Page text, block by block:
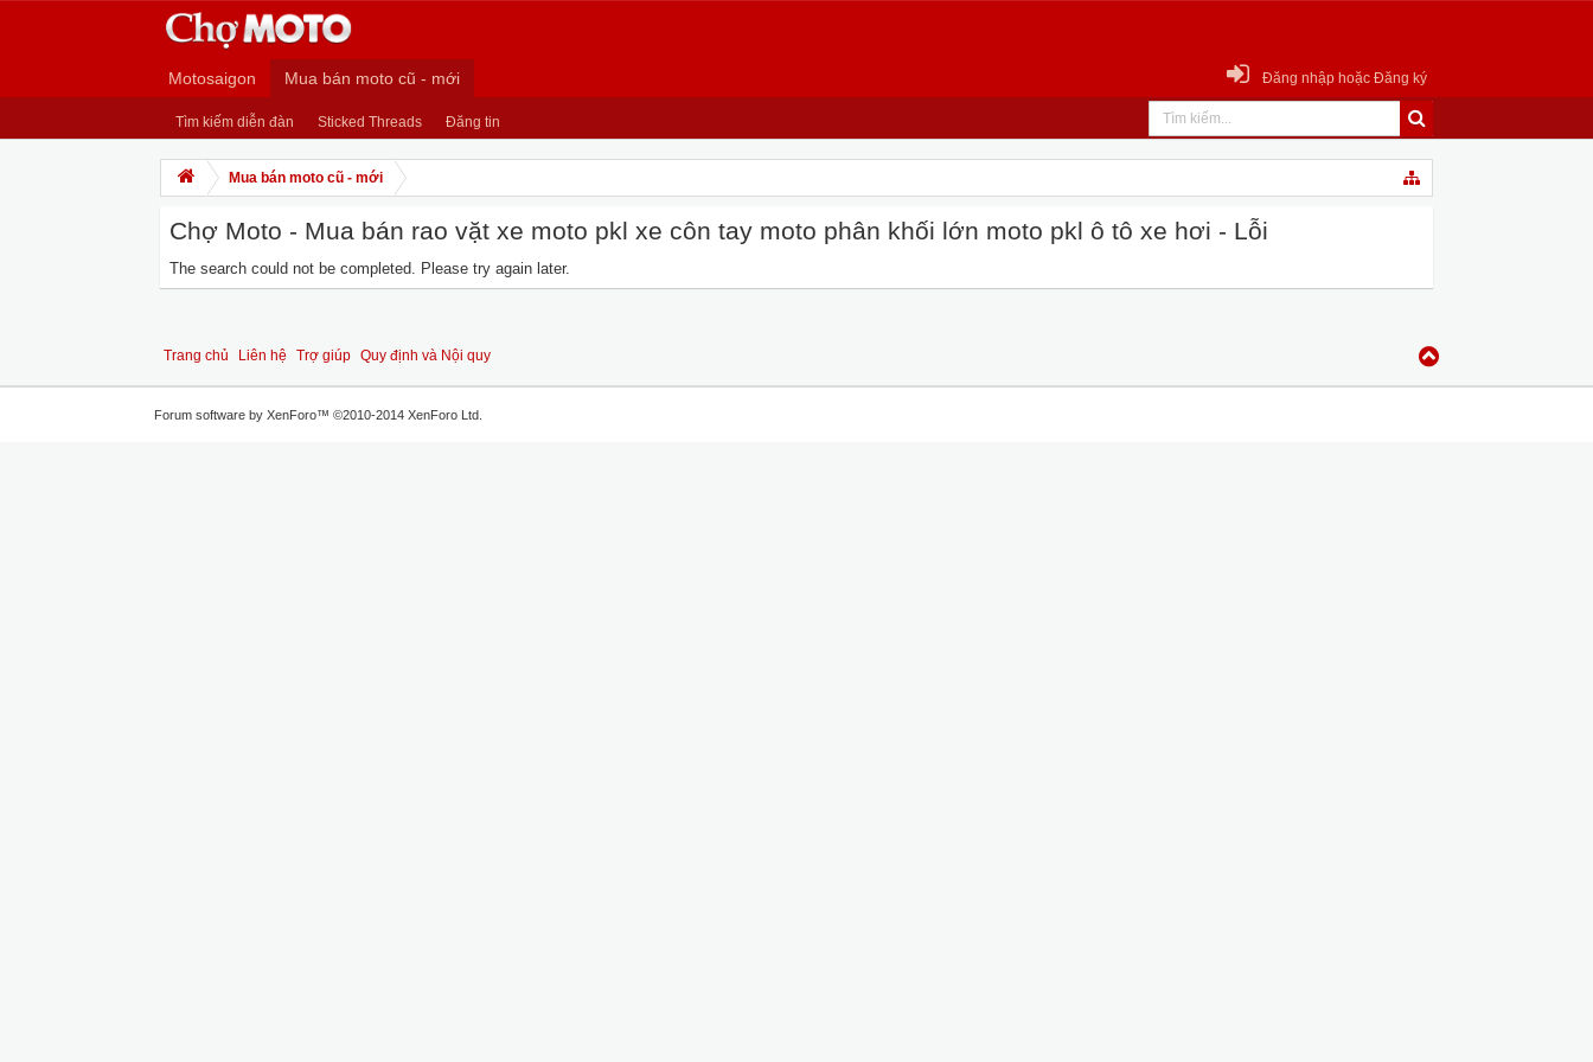
Motosaigon Mua bán moto cũ - mới
Tìm kiếm diễn đàn Sticked Threads Đăng tin
Đăng nhập hoặc Đăng ký
Mua bán moto cũ - mới
Chợ Moto - Mua bán rao vặt xe moto pkl xe côn tay moto phân khối lớn moto pkl ô tô xe hơi - Lỗi
The search could not be completed. Please try again later.
Trang chủ Liên hệ Trợ giúp Quy định và Nội quy
Forum software by XenForo™ ©2010-2014 XenForo Ltd.